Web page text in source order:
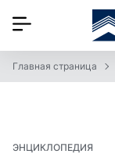
Главная страница
ЭНЦИКЛОПЕДИЯ